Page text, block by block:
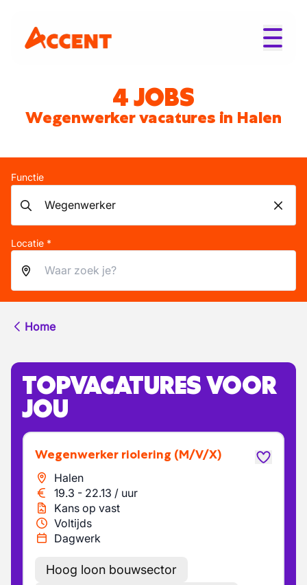
4 JOBS
Wegenwerker vacatures in Halen
Functie
Locatie *
Home
TOPVACATURES VOOR
JOU
Wegenwerker riolering (M/V/X)
Halen
19.3 - 22.13 / uur
Kans op vast
Voltijds
Dagwerk
Hoog loon bouwsector